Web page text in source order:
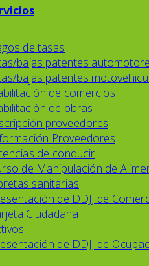
de tasas
bajas patentes
bajas patentes
de comercios
de obras
proveedores
Proveedores
de conducir
de Manipulación de
sanitarias
de DDJJ de
Ciudadana
de DDJJ de